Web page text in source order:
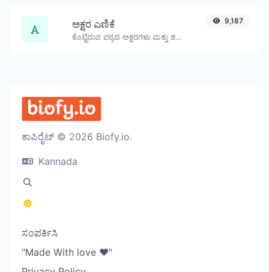
ಅಕ್ಷರ ಎಣಿಕೆ
ಕೊಟ್ಟಿರುವ ಪಠ್ಯದ ಅಕ್ಷರಗಳು ಮತ್ತು ಶಬ್ದಗಳ ಸಂಖ್ಯೆಯನ್ನು ಎಣಿಸಿ.
9,187
ಕಾಪಿರೈಟ್ © 2026 Biofy.io.
Kannada
ಸಂಪರ್ಕಿಸಿ
"Made With love ❤️"